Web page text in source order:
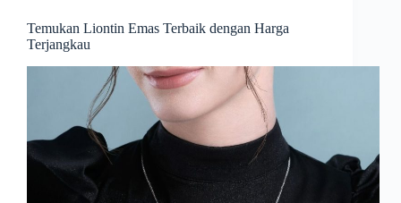
Temukan Liontin Emas Terbaik dengan Harga
Terjangkau